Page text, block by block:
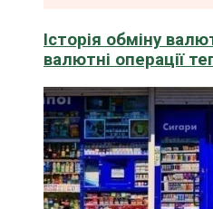
Історія обміну
валютні операції